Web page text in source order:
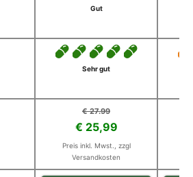
Gut
Sehr gut
€ 27.99
€ 25,99
Preis inkl. Mwst., zzgl
Versandkosten